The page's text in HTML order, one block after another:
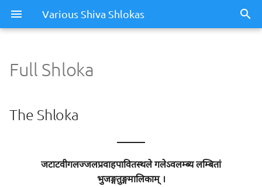
Various Shiva Shlokas
Full Shloka
The Shloka
Full Shloka
The Shloka
———
जटाटवीगलज्जलप्रवाहपावितस्थले गलेऽवलम्ब्य लम्बितां
भुजङ्गतुङ्गमालिकाम् ।